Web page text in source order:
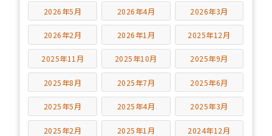
2026年5月 2026年4月 2026年3月
2026年2月 2026年1月 2025年12月
2025年11月 2025年10月 2025年9月
2025年8月 2025年7月 2025年6月
2025年5月 2025年4月 2025年3月
2025年2月 2025年1月 2024年12月